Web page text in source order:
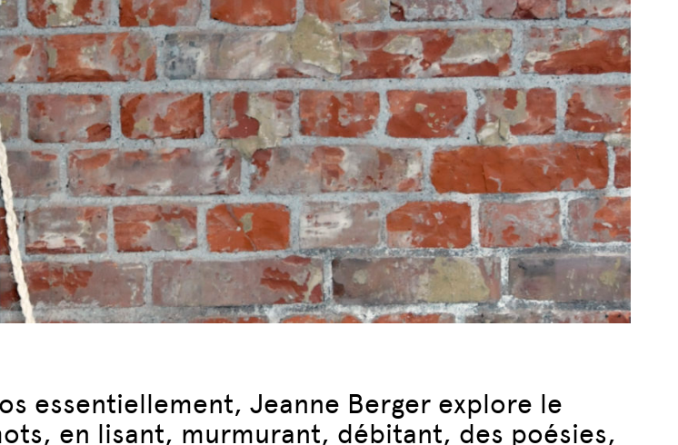
essentiellement, Jeanne Berger explore le
en lisant, murmurant, débitant, des poésies,